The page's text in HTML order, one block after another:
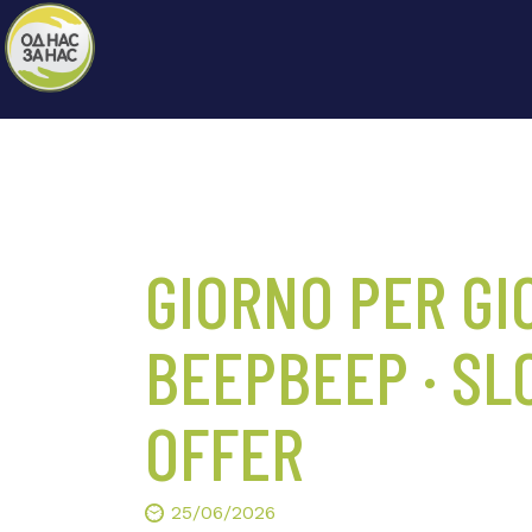
GIORNO PER
BEEPBEEP ·
OFFER
25/06/2026